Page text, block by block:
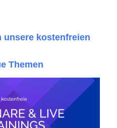
unsere kostenfreien
Themen